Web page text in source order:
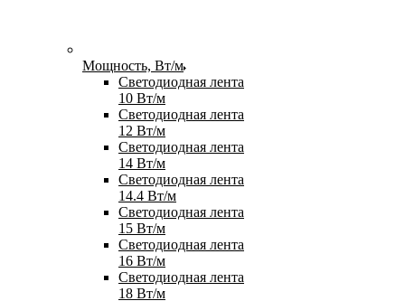
Мощность, Вт/м
Светодиодная лента
10 Вт/м
Светодиодная лента
12 Вт/м
Светодиодная лента
14 Вт/м
Светодиодная лента
14.4 Вт/м
Светодиодная лента
15 Вт/м
Светодиодная лента
16 Вт/м
Светодиодная лента
18 Вт/м